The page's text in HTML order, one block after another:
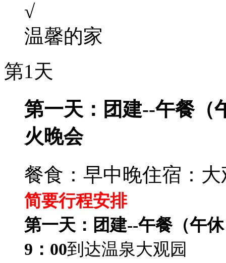
√
温馨的家
第1天
第一天：团建--午餐（
火晚会
餐食：早中晚住宿：大
简要行程安排
第一天：团建--午餐（午
9：00到达温泉大观园